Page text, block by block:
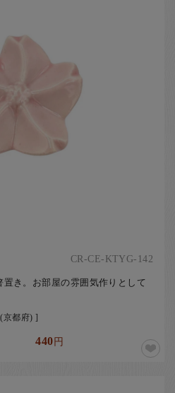
CR-CE-KTYG-142
き。お部屋の雰囲気作りとして
京都府) ]
440円